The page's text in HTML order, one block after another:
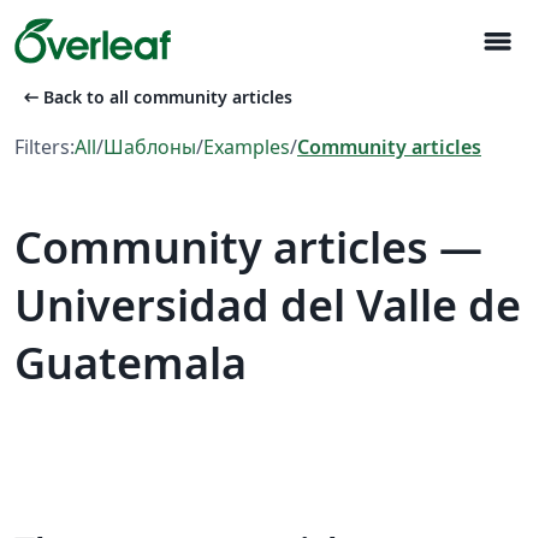
menu
arrow_left_alt Back to all community articles
Filters:All/Шаблоны/Examples/Community articles
Community articles —
Universidad del Valle de
Guatemala